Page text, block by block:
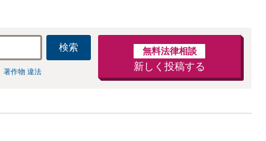
検索
著作物 違法
無料法律相談
新しく投稿する